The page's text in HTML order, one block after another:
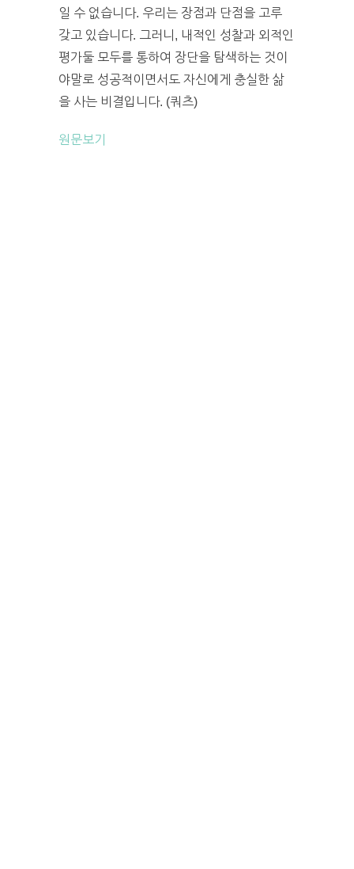
일 수 없습니다. 우리는 장점과 단점을 고루
갖고 있습니다. 그러니, 내적인 성찰과 외적인
평가둘 모두를 통하여 장단을 탐색하는 것이
야말로 성공적이면서도 자신에게 충실한 삶
을 사는 비결입니다. (쿼츠)
원문보기